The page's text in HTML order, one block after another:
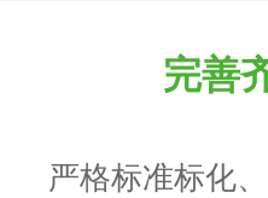
完善
严格标准标化